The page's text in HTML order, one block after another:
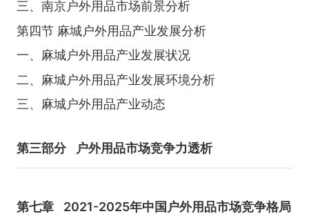
三、南京户外用品市场前景分析
第四节 麻城户外用品产业发展分析
一、麻城户外用品产业发展状况
二、麻城户外用品产业发展环境分析
三、麻城户外用品产业动态
第三部分 户外用品市场竞争力透析
第七章
2021-2025年中国户外用品市场竞争格局